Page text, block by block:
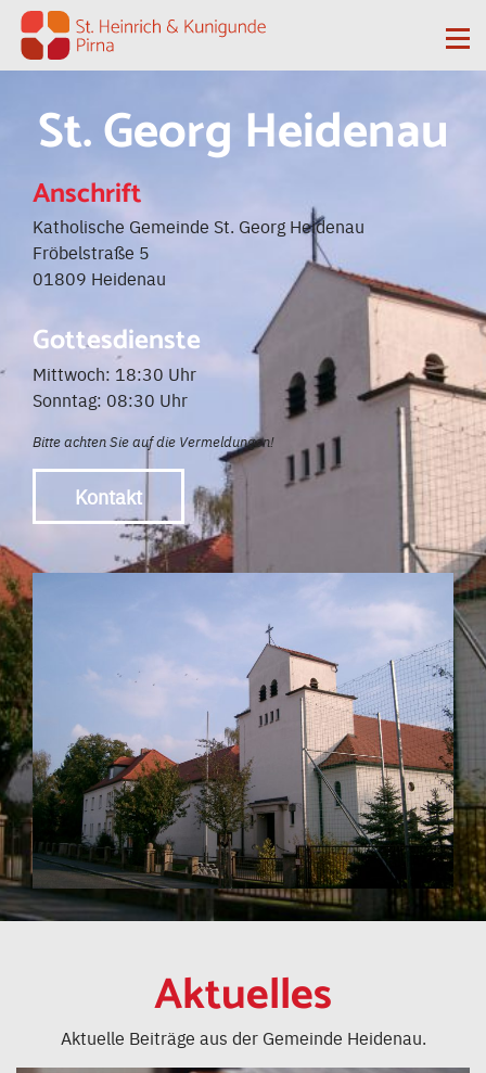
Zum Inhalt springen
St. Georg Heidenau
Anschrift
Katholische Gemeinde St. Georg Heidenau
Fröbelstraße 5
01809 Heidenau
Gottesdienste
Mittwoch: 18:30 Uhr
Sonntag: 08:30 Uhr
Bitte achten Sie auf die Vermeldungen!
Kontakt
Aktuelles
Aktuelle Beiträge aus der Gemeinde Heidenau.